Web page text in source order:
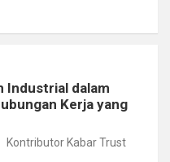
Industrial dalam
Kerja yang
Kontributor Kabar Trust